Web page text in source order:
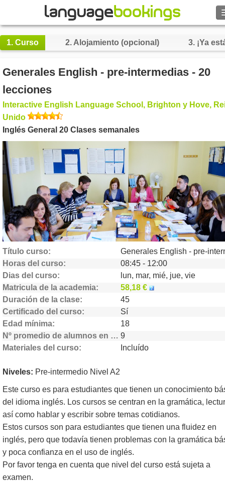
Identifícate
Moneda €
Idioma
1. Curso 2.Alojamiento (opcional) 3. ¡Ya
Generales English - pre-intermedias - 20
lecciones
Interactive English Language School, Brighton y Hove,
Unido
Inglés General 20 Clases semanales
Título curso
Horas del curso
08:45 - 12:00
Dias del curso
lun, mar, mié, jue, vie
Matricula de la academia
58,18 €
Duración de la clase
45
Certificado del curso
Sí
Edad mínima
18
Nº promedio de alumnos en clase 9
Materiales del curso
Incluído
Niveles: Pre-intermedio Nivel A2
Este curso es para estudiantes que tienen un conocimiento
del idioma inglés. Los cursos se centran en la gramática,
así como hablar y escribir sobre temas cotidianos.
Estos cursos son para estudiantes que tienen una fluidez en
inglés, pero que todavía tienen problemas con la gramática
y poca confianza en el uso de inglés.
Por favor tenga en cuenta que nivel del curso está sujeta a
examen.